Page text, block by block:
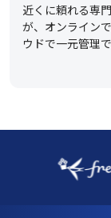
近くに頼れる専
が、オンライン
ウドで一元管理